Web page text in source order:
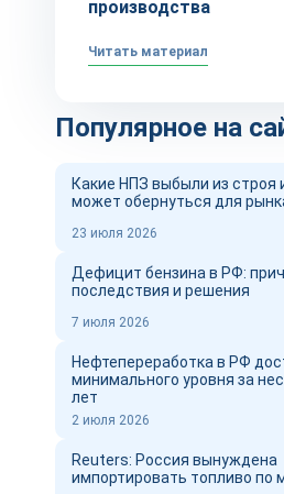
производства
Читать материал
Популярное на
Какие НПЗ выбыли из строя
может обернуться для
23 июля 2026
Дефицит бензина в РФ:
последствия и решения
7 июля 2026
Нефтепереработка в РФ
минимального уровня за
лет
2 июля 2026
Reuters: Россия вынуждена
импортировать топливо по